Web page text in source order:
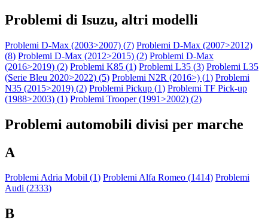
Problemi di Isuzu, altri modelli
Problemi D-Max (2003>2007) (7) Problemi D-Max (2007>2012)
(8) Problemi D-Max (2012>2015) (2) Problemi D-Max
(2016>2019) (2) Problemi K85 (1) Problemi L35 (3) Problemi L35
(Serie Bleu 2020>2022) (5) Problemi N2R (2016>) (1) Problemi
N35 (2015>2019) (2) Problemi Pickup (1) Problemi TF Pick-up
(1988>2003) (1) Problemi Trooper (1991>2002) (2)
Problemi automobili divisi per marche
A
Problemi Adria Mobil (1) Problemi Alfa Romeo (1414) Problemi
Audi (2333)
B